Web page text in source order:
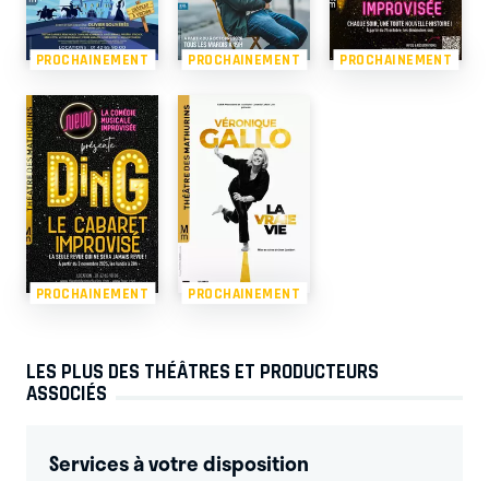
PROCHAINEMENT PROCHAINEMENT PROCHAINEMENT
PROCHAINEMENT PROCHAINEMENT
LES PLUS DES THÉÂTRES ET PRODUCTEURS
ASSOCIÉS
Services à votre disposition